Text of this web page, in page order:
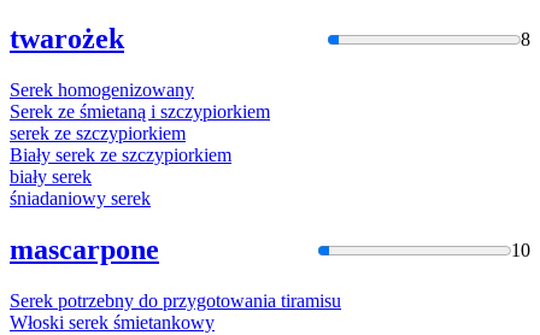
twarożek 8
Serek homogenizowany
Serek ze śmietaną i szczypiorkiem
serek ze szczypiorkiem
Biały serek ze szczypiorkiem
biały serek
śniadaniowy serek
mascarpone 10
Serek potrzebny do przygotowania tiramisu
Włoski serek śmietankowy